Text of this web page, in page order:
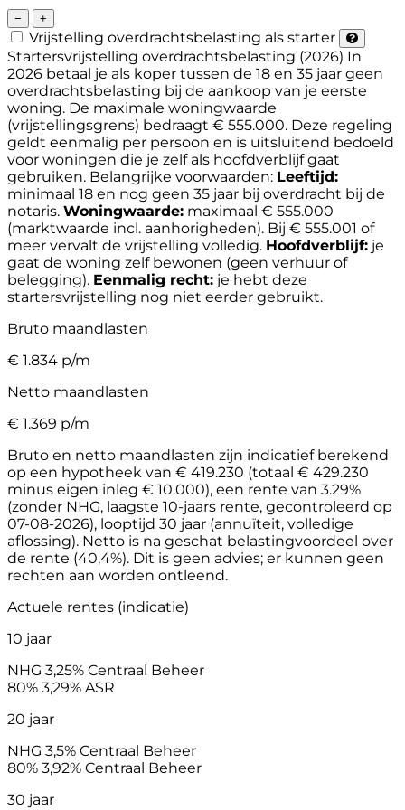
− +
Vrijstelling overdrachtsbelasting als starter
Startersvrijstelling overdrachtsbelasting (2026) In
2026 betaal je als koper tussen de 18 en 35 jaar geen
overdrachtsbelasting bij de aankoop van je eerste
woning. De maximale woningwaarde
(vrijstellingsgrens) bedraagt € 555.000. Deze regeling
geldt eenmalig per persoon en is uitsluitend bedoeld
voor woningen die je zelf als hoofdverblijf gaat
gebruiken. Belangrijke voorwaarden: Leeftijd:
minimaal 18 en nog geen 35 jaar bij overdracht bij de
notaris. Woningwaarde: maximaal € 555.000
(marktwaarde incl. aanhorigheden). Bij € 555.001 of
meer vervalt de vrijstelling volledig. Hoofdverblijf: je
gaat de woning zelf bewonen (geen verhuur of
belegging). Eenmalig recht: je hebt deze
startersvrijstelling nog niet eerder gebruikt.
Bruto maandlasten
€ 1.834 p/m
Netto maandlasten
€ 1.369 p/m
Bruto en netto maandlasten zijn indicatief berekend
op een hypotheek van € 419.230 (totaal € 429.230
minus eigen inleg € 10.000), een rente van 3.29%
(zonder NHG, laagste 10-jaars rente, gecontroleerd op
07-08-2026), looptijd 30 jaar (annuïteit, volledige
aflossing). Netto is na geschat belastingvoordeel over
de rente (40,4%). Dit is geen advies; er kunnen geen
rechten aan worden ontleend.
Actuele rentes (indicatie)
10 jaar
NHG 3,25% Centraal Beheer
80% 3,29% ASR
20 jaar
NHG 3,5% Centraal Beheer
80% 3,92% Centraal Beheer
30 jaar